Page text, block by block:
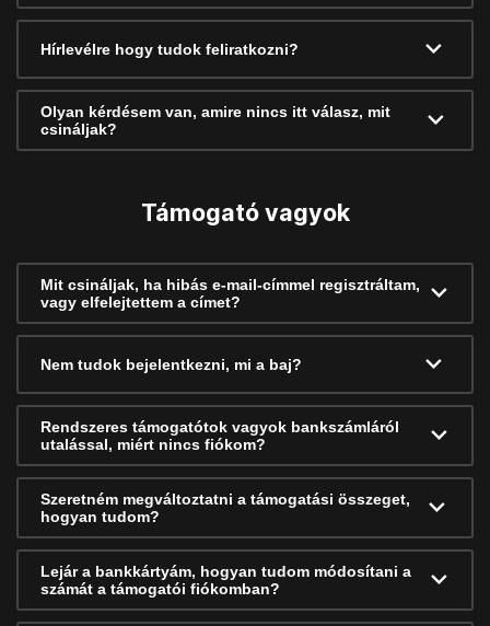
Hírlevélre hogy tudok feliratkozni?
Olyan kérdésem van, amire nincs itt válasz, mit
csináljak?
Támogató vagyok
Mit csináljak, ha hibás e-mail-címmel regisztráltam,
vagy elfelejtettem a címet?
Nem tudok bejelentkezni, mi a baj?
Rendszeres támogatótok vagyok bankszámláról
utalással, miért nincs fiókom?
Szeretném megváltoztatni a támogatási összeget,
hogyan tudom?
Lejár a bankkártyám, hogyan tudom módosítani a
számát a támogatói fiókomban?